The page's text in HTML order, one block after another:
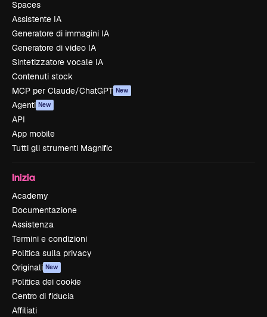
Spaces
Assistente IA
Generatore di immagini IA
Generatore di video IA
Sintetizzatore vocale IA
Contenuti stock
MCP per Claude/ChatGPT New
Agenti New
API
App mobile
Tutti gli strumenti Magnific
Inizia
Academy
Documentazione
Assistenza
Termini e condizioni
Politica sulla privacy
Originali New
Politica dei cookie
Centro di fiducia
Affiliati